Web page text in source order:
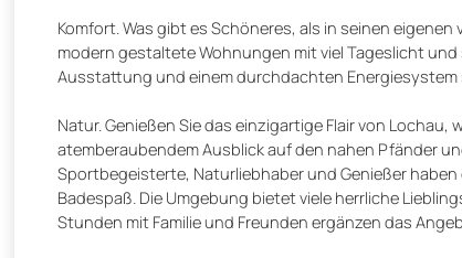
Komfort. Was gibt es Schöneres, als in seinen
modern gestaltete Wohnungen mit viel Tageslicht
Ausstattung und einem durchdachten Energiesystem
Natur. Genießen Sie das einzigartige Flair von
atemberaubendem Ausblick auf den nahen Pfänder
Sportbegeisterte, Naturliebhaber und Genießer
Badespaß. Die Umgebung bietet viele herrliche
Stunden mit Familie und Freunden ergänzen das